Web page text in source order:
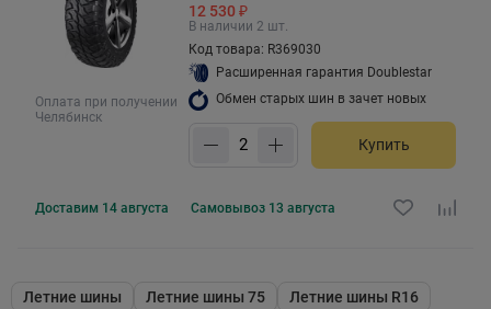
Оплата при получении
Челябинск
12 530 ₽
В наличии 2 шт.
Код товара: R369030
Расширенная гарантия Doublestar
Обмен старых шин в зачет новых
Купить
Доставим 14 августа Самовывоз 13 августа
Летние шины Летние шины 75
Летние шины R16